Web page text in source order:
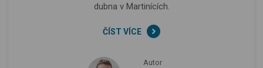
dubna v Martinících.
ČÍST VÍCE
Autor